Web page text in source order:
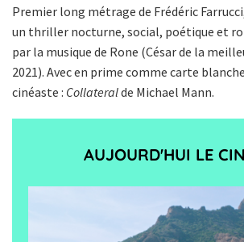
Premier long métrage de Frédéric
un thriller nocturne, social, poétique et
par la musique de Rone (César de la
2021). Avec en prime comme carte
cinéaste : Collateralde Michael Mann.
AUJOURD'HUI LE